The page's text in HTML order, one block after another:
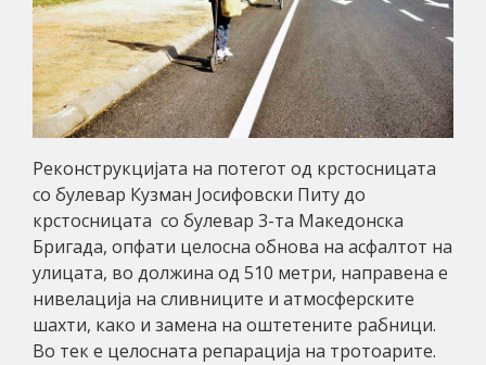
Реконструкцијата на потегот од крстосницата
со булевар Кузман Јосифовски Питу до
крстосницата со булевар 3-та Македонска
Бригада, опфати целосна обнова на асфалтот на
улицата, во должина од 510 метри, направена е
нивелација на сливниците и атмосферските
шахти, како и замена на оштетените рабници.
Во тек е целосната репарација на тротоарите.